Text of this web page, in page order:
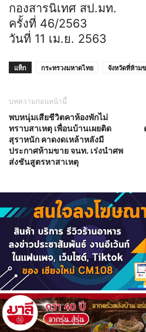
กองสารนิเทศ สป.มท.
ครั้งที่ 46/2563
วันที่ 11 เม.ย. 2563
แท็ก กระทรวงมหาดไทย จังหวัดที่ห้าม
บทความก่อนหน้านี้
พบหนุ่มเสียชีวิตคาห้องพักไม่
ทราบสาเหตุ เพื่อนบ้านเผยติด
สุราหนัก คาดงดเหล้าหลังมี
ประกาศห้ามขาย จนท. เร่งนำศพ
ส่งชันสูตรหาสาเหตุ